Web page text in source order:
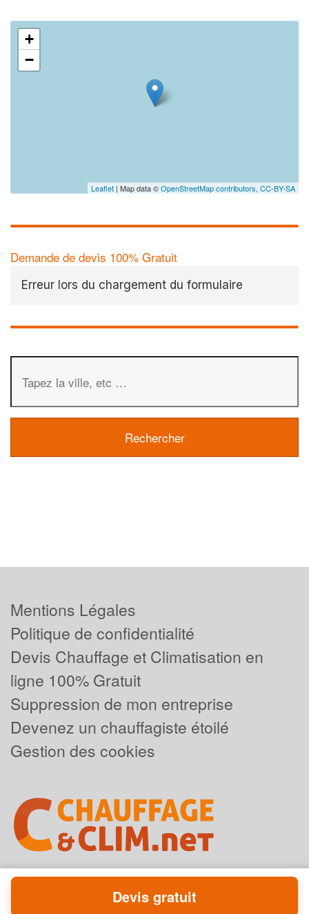
+
−
Leaflet | Map data ©OpenStreetMap contributors, CC-BY-SA
Demande de devis 100% Gratuit
Erreur lors du chargement du formulaire
Mentions Légales
Politique de confidentialité
Devis Chauffage et Climatisation en
ligne 100% Gratuit
Suppression de mon entreprise
Devenez un chauffagiste étoilé
Gestion des cookies
Powered byPlus que pro
Devis gratuit